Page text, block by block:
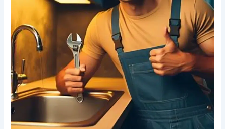
Propietario
Debería
Conocer